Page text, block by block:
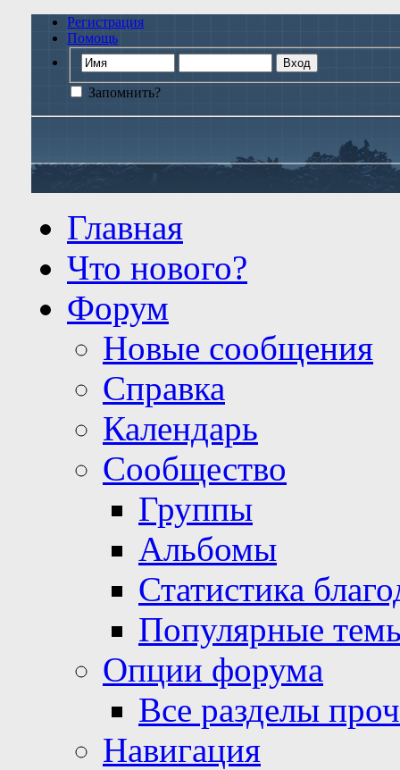
Регистрация
Помощь
Запомнить?
Главная
Что нового?
Форум
Новые сообщения
Справка
Календарь
Сообщество
Группы
Альбомы
Статистика
Популярные
Опции форума
Все разделы
Навигация